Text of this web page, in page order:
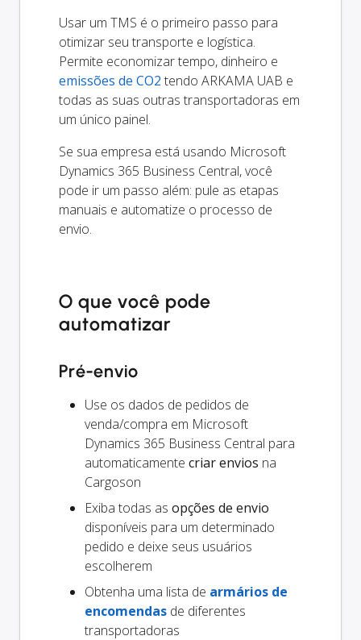
Usar um TMS é o primeiro passo para
otimizar seu transporte e logística.
Permite economizar tempo, dinheiro e
emissões de CO2 tendo ARKAMA UAB e
todas as suas outras transportadoras em
um único painel.
Se sua empresa está usando Microsoft
Dynamics 365 Business Central, você
pode ir um passo além: pule as etapas
manuais e automatize o processo de
envio.
O que você pode
automatizar
Pré-envio
Use os dados de pedidos de
venda/compra em Microsoft
Dynamics 365 Business Central para
automaticamente criar envios na
Cargoson
Exiba todas as opções de envio
disponíveis para um determinado
pedido e deixe seus usuários
escolherem
Obtenha uma lista de armários de
encomendas de diferentes
transportadoras